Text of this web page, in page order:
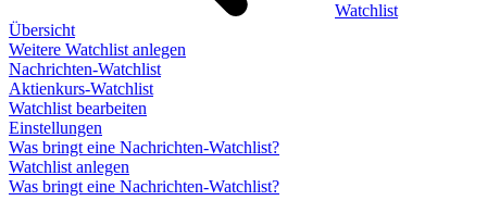
Watchlist
Übersicht
Weitere Watchlist anlegen
Nachrichten-Watchlist
Aktienkurs-Watchlist
Watchlist bearbeiten
Einstellungen
Was bringt eine Nachrichten-Watchlist?
Watchlist anlegen
Was bringt eine Nachrichten-Watchlist?